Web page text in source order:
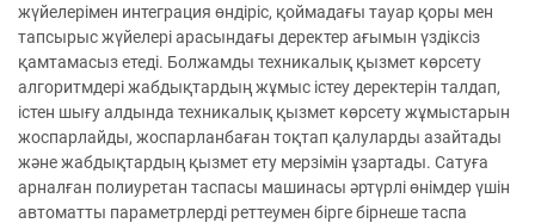
жүйелерімен интеграция өндіріс, қоймадағы тауар қоры мен
тапсырыс жүйелері арасындағы деректер ағымын үздіксіз
қамтамасыз етеді. Болжамды техникалық қызмет көрсету
алгоритмдері жабдықтардың жұмыс істеу деректерін талдап,
істен шығу алдында техникалық қызмет көрсету жұмыстарын
жоспарлайды, жоспарланбаған тоқтап қалуларды азайтады
және жабдықтардың қызмет ету мерзімін ұзартады. Сатуға
арналған полиуретан таспасы машинасы әртүрлі өнімдер үшін
автоматты параметрлерді реттеумен бірге бірнеше таспа